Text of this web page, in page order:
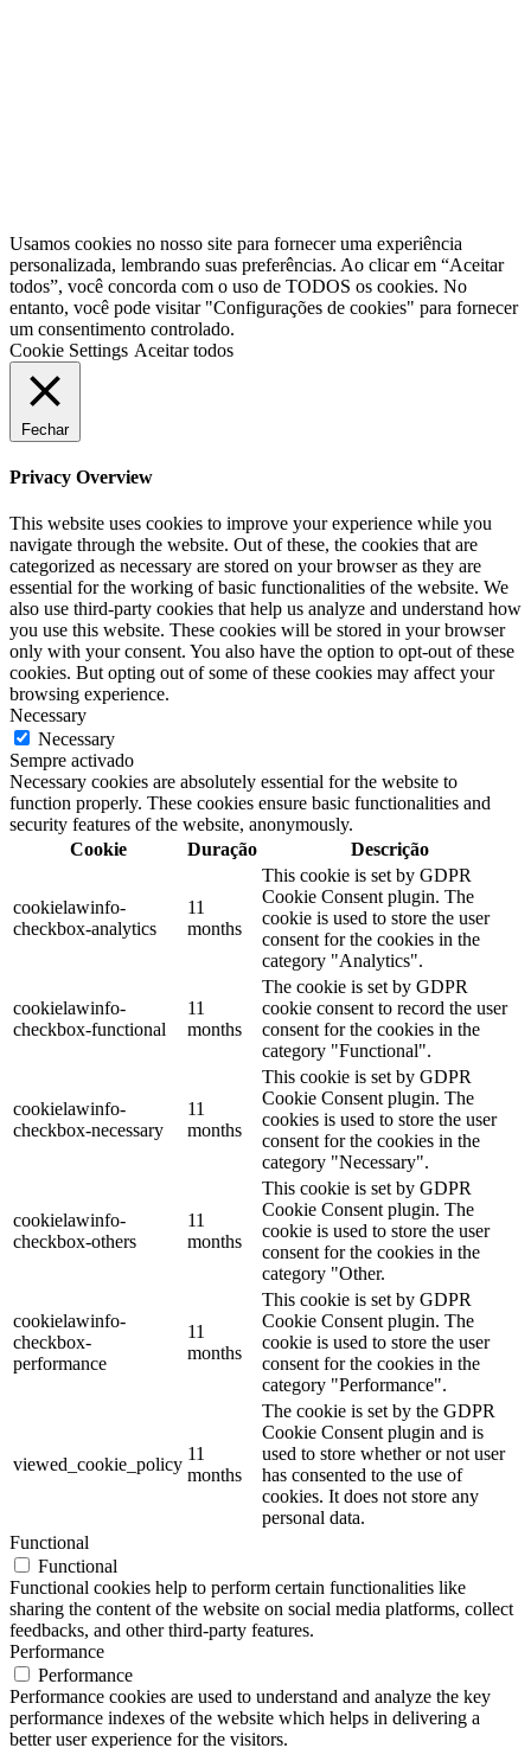
Usamos cookies no nosso site para fornecer uma experiência
personalizada, lembrando suas preferências. Ao clicar em “Aceitar
todos”, você concorda com o uso de TODOS os cookies. No
entanto, você pode visitar "Configurações de cookies" para fornecer
um consentimento controlado.
Cookie Settings Aceitar todos
Fechar
Privacy Overview
This website uses cookies to improve your experience while you
navigate through the website. Out of these, the cookies that are
categorized as necessary are stored on your browser as they are
essential for the working of basic functionalities of the website. We
also use third-party cookies that help us analyze and understand how
you use this website. These cookies will be stored in your browser
only with your consent. You also have the option to opt-out of these
cookies. But opting out of some of these cookies may affect your
browsing experience.
Necessary
Necessary
Sempre activado
Necessary cookies are absolutely essential for the website to
function properly. These cookies ensure basic functionalities and
security features of the website, anonymously.
Cookie
Duração Descrição
cookielawinfo-
checkbox-analytics
11
months
This cookie is set by GDPR
Cookie Consent plugin. The
cookie is used to store the user
consent for the cookies in the
category "Analytics".
cookielawinfo-
checkbox-functional
11
months
The cookie is set by GDPR
cookie consent to record the user
consent for the cookies in the
category "Functional".
cookielawinfo-
checkbox-necessary
11
months
This cookie is set by GDPR
Cookie Consent plugin. The
cookies is used to store the user
consent for the cookies in the
category "Necessary".
cookielawinfo-
checkbox-others
11
months
This cookie is set by GDPR
Cookie Consent plugin. The
cookie is used to store the user
consent for the cookies in the
category "Other.
cookielawinfo-
checkbox-
performance
11
months
This cookie is set by GDPR
Cookie Consent plugin. The
cookie is used to store the user
consent for the cookies in the
category "Performance".
viewed_cookie_policy
11
months
The cookie is set by the GDPR
Cookie Consent plugin and is
used to store whether or not user
has consented to the use of
cookies. It does not store any
personal data.
Functional
Functional
Functional cookies help to perform certain functionalities like
sharing the content of the website on social media platforms, collect
feedbacks, and other third-party features.
Performance
Performance
Performance cookies are used to understand and analyze the key
performance indexes of the website which helps in delivering a
better user experience for the visitors.